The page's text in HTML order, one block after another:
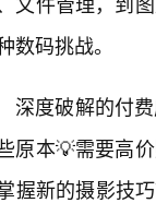
数码挑战。
深度破解的付
原本💡需要高
握新的摄影技